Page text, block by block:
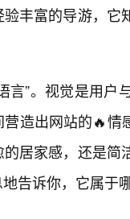
丰富的导游，
言”。视觉是用
造出网站的🔥
居家感，还是
告诉你，它属于